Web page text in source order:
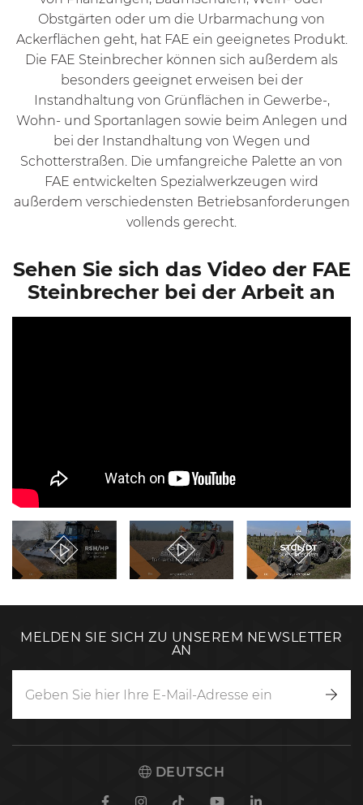
Obstgärten oder um die Urbarmachung von
Ackerflächen geht,hat FAE ein geeignetes Produkt.
Die FAE Steinbrecher können sich außerdem als
besonders geeignet erweisen bei der
Instandhaltung von Grünflächen in Gewerbe-,
Wohn- und Sportanlagen sowie beim Anlegen und
bei der Instandhaltung von Wegen und
Schotterstraßen . Die umfangreiche Palette an von
FAE entwickelten Spezialwerkzeugen wird
außerdem verschiedensten Betriebsanforderungen
vollends gerecht.
Sehen Sie sich das Video der FAE
Steinbrecher bei der Arbeit an
MELDEN SIE SICH ZU UNSEREM NEWSLETTER
AN
DEUTSCH
FacebookInstagram
TikTokYoutubeLinkedin